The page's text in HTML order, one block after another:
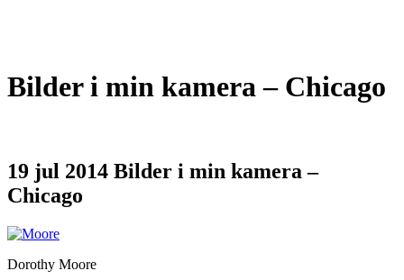
Bilder i min kamera – Chicago
19 jul 2014 Bilder i min kamera –
Chicago
Dorothy Moore